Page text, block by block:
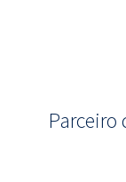
Parceiro